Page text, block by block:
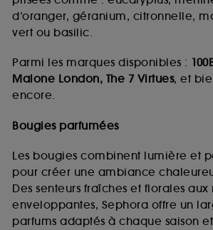
d’oranger, géranium, citronnelle,
vert ou basilic.
Parmi les marques disponibles :
Malone London, The 7 Virtues, et
encore.
Bougies parfumées
Les bougies combinent lumière et
pour créer une ambiance
Des senteurs fraîches et florales
enveloppantes, Sephora offre un
parfums adaptés à chaque saison